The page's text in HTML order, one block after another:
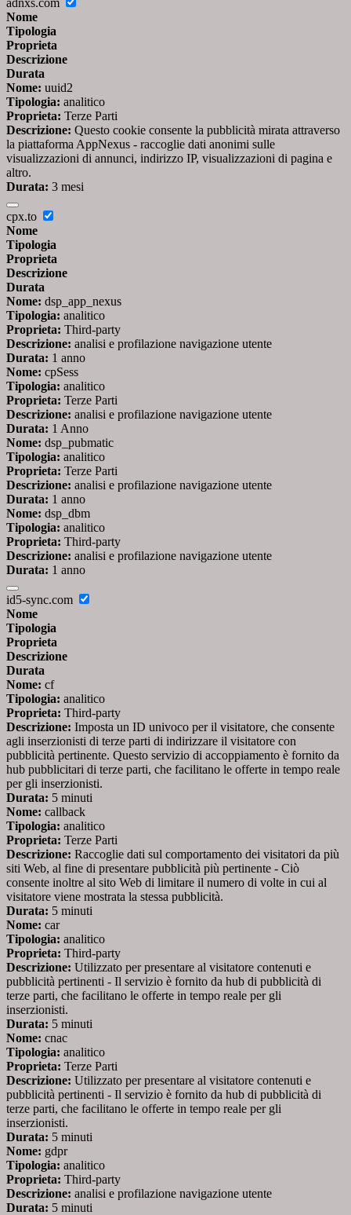
Nome
Tipologia
Proprieta
Descrizione
Durata
Nome: uuid2
Tipologia: analitico
Proprieta: Terze Parti
Descrizione: Questo cookie consente la pubblicità mirata attraverso
la piattaforma AppNexus - raccoglie dati anonimi sulle
visualizzazioni di annunci, indirizzo IP, visualizzazioni di pagina e
altro.
Durata: 3 mesi
cpx.to
Nome
Tipologia
Proprieta
Descrizione
Durata
Nome: dsp_app_nexus
Tipologia: analitico
Proprieta: Third-party
Descrizione: analisi e profilazione navigazione utente
Durata: 1 anno
Nome: cpSess
Tipologia: analitico
Proprieta: Terze Parti
Descrizione: analisi e profilazione navigazione utente
Durata: 1 Anno
Nome: dsp_pubmatic
Tipologia: analitico
Proprieta: Terze Parti
Descrizione: analisi e profilazione navigazione utente
Durata: 1 anno
Nome: dsp_dbm
Tipologia: analitico
Proprieta: Third-party
Descrizione: analisi e profilazione navigazione utente
Durata: 1 anno
id5-sync.com
Nome
Tipologia
Proprieta
Descrizione
Durata
Nome: cf
Tipologia: analitico
Proprieta: Third-party
Descrizione: Imposta un ID univoco per il visitatore, che consente
agli inserzionisti di terze parti di indirizzare il visitatore con
pubblicità pertinente. Questo servizio di accoppiamento è fornito da
hub pubblicitari di terze parti, che facilitano le offerte in tempo reale
per gli inserzionisti.
Durata: 5 minuti
Nome: callback
Tipologia: analitico
Proprieta: Terze Parti
Descrizione: Raccoglie dati sul comportamento dei visitatori da più
siti Web, al fine di presentare pubblicità più pertinente - Ciò
consente inoltre al sito Web di limitare il numero di volte in cui al
visitatore viene mostrata la stessa pubblicità.
Durata: 5 minuti
Nome: car
Tipologia: analitico
Proprieta: Third-party
Descrizione: Utilizzato per presentare al visitatore contenuti e
pubblicità pertinenti - Il servizio è fornito da hub di pubblicità di
terze parti, che facilitano le offerte in tempo reale per gli
inserzionisti.
Durata: 5 minuti
Nome: cnac
Tipologia: analitico
Proprieta: Terze Parti
Descrizione: Utilizzato per presentare al visitatore contenuti e
pubblicità pertinenti - Il servizio è fornito da hub di pubblicità di
terze parti, che facilitano le offerte in tempo reale per gli
inserzionisti.
Durata: 5 minuti
Nome: gdpr
Tipologia: analitico
Proprieta: Third-party
Descrizione: analisi e profilazione navigazione utente
Durata: 5 minuti